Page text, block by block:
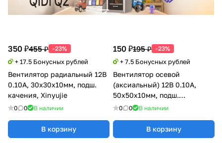
350 ₽455 ₽ -23%
+ 17.5 Бонусных рублей
Вентилятор радиальный 12В
0.10А, 30х30х10мм, подш.
качения, Xinyujie
0 0 В наличии
В корзину
150 ₽195 ₽ -23%
+ 7.5 Бонусных рублей
Вентилятор осевой
(аксиальный) 12В 0.10А,
50х50х10мм, подш.
скольжения, Xinyujie
0 0 В наличии
В корзину